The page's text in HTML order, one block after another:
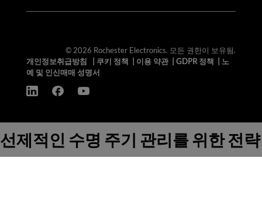
© 2026 Rochester Electronics. 모든 권한이 보유됨.
개인정보취급방침
쿠키 정책 이용 약관| GDPR 정책
노
예 및 인신매매 성명서
선제적인 수명 주기 관리를 위한 전략